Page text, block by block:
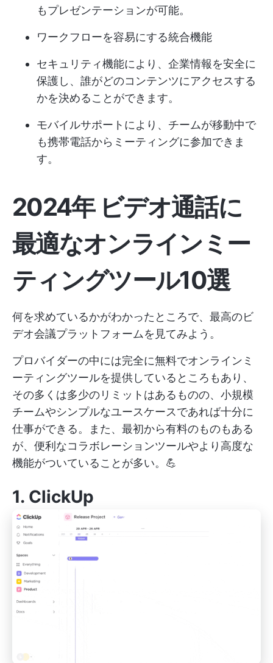
もプレゼンテーションが可能。
ワークフローを容易にする統合機能
セキュリティ機能により、企業情報を安全に
保護し、誰がどのコンテンツにアクセスする
かを決めることができます。
モバイルサポートにより、チームが移動中で
も携帯電話からミーティングに参加できま
す。
2024年 ビデオ通話に
最適なオンラインミー
ティングツール10選
何を求めているかがわかったところで、最高のビ
デオ会議プラットフォームを見てみよう。
プロバイダーの中には完全に無料でオンラインミ
ーティングツールを提供しているところもあり、
その多くは多少のリミットはあるものの、小規模
チームやシンプルなユースケースであれば十分に
仕事ができる。また、最初から有料のものもある
が、便利なコラボレーションツールやより高度な
機能がついていることが多い。💪
1. ClickUp